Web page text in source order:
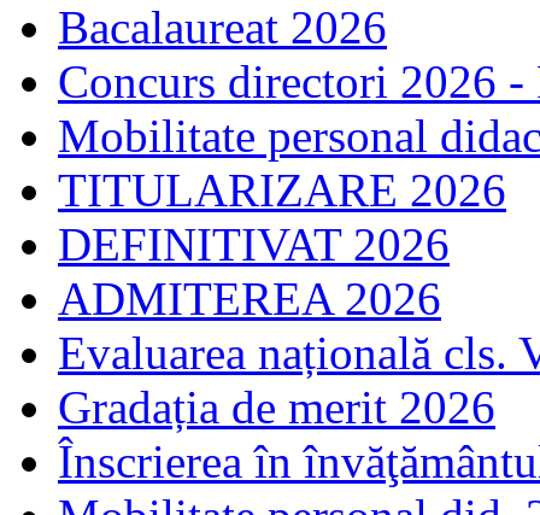
Bacalaureat 2026
Concurs directori 2026 -
Mobilitate personal
TITULARIZARE 2026
DEFINITIVAT 2026
ADMITEREA 2026
Evaluarea națională cls.
Gradația de merit 2026
Înscrierea în